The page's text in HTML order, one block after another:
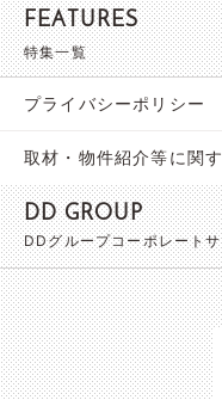
FEATURES
特集一覧
プライバシーポリシー
取材・物件紹介等に関
DD GROUP
DDグループコーポレート